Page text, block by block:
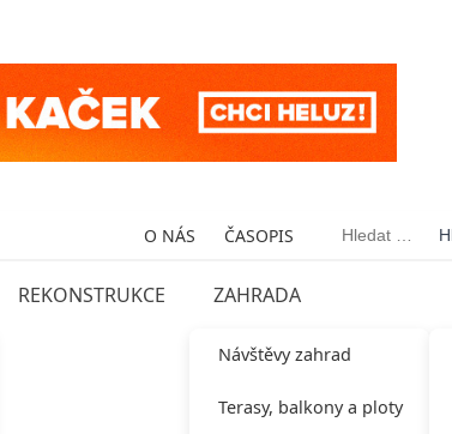
O NÁS ČASOPIS Vyhledávání
REKONSTRUKCE ZAHRADA
Návštěvy zahrad
Terasy, balkony a ploty